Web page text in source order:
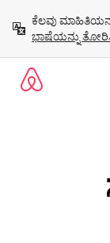
ಹೋಗಿ
ಕೆಲವು
ಭಾಷೆಯನ್ನು